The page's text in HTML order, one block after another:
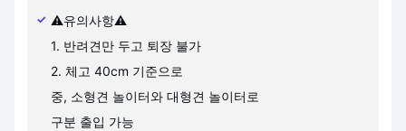
⚠유의사항⚠
1. 반려견만 두고 퇴장 불가
2. 체고 40cm 기준으로
중, 소형견 놀이터와 대형견 놀이터로
구분 출입 가능